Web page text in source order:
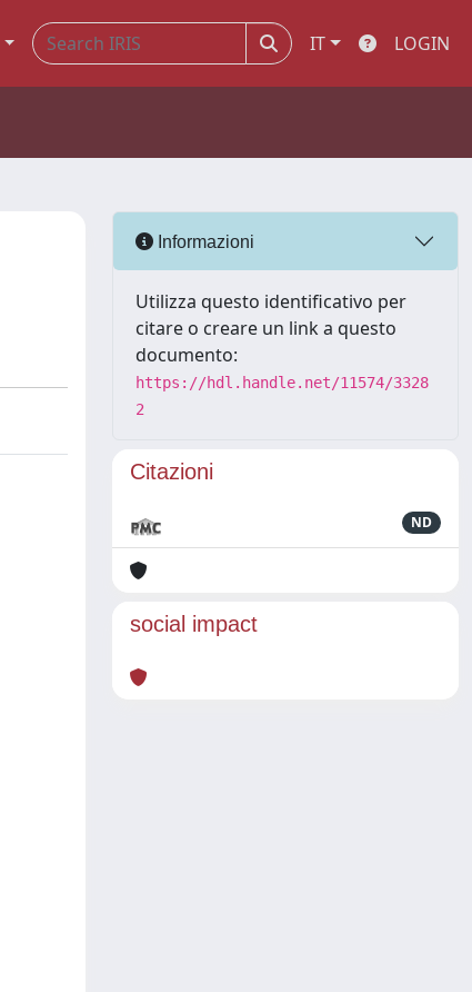
IT LOGIN
Informazioni
Utilizza questo identificativo per
citare o creare un link a questo
documento:
https://hdl.handle.net/11574/3328
2
Citazioni
ND
social impact